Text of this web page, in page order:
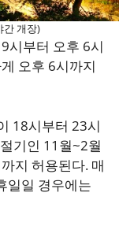
간 개장)
시부터 오후 6시
오후 6시까지
18시부터 23시
기인 11월~2월
지 허용된다. 매
일일 경우에는